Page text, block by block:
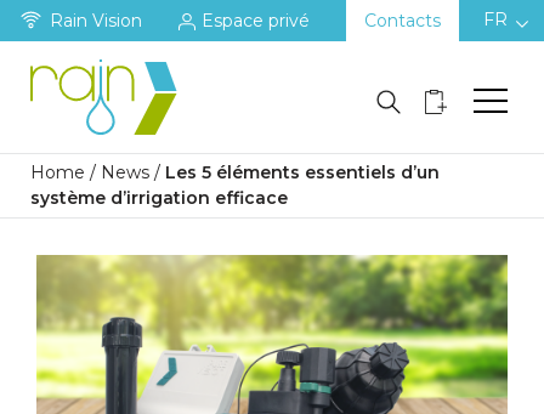
Rain Vision Espace privé Contacts FR
Home / News / Les 5 éléments essentiels d’un
système d’irrigation efficace